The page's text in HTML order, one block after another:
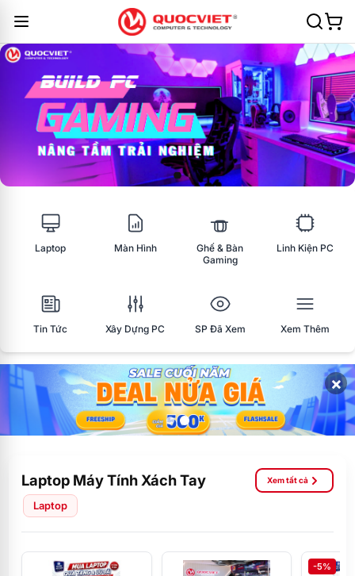
Laptop Màn Hình
Ghế & Bàn
Gaming
Linh Kiện PC
Tin Tức Xây Dựng PC SP Đã Xem Xem Thêm
×
Laptop Máy Tính Xách Tay Xem tất cả
Laptop
-5%